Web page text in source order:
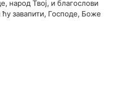
народ Твој, и благослови
ћу завапити, Господе, Боже